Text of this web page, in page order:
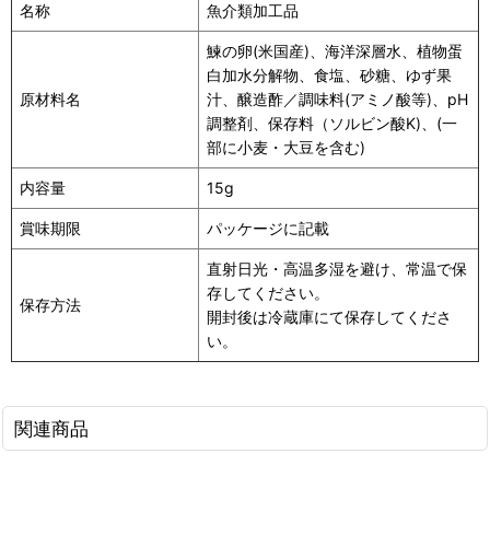
名称 魚介類加工品
原材料名
鰊の卵(米国産)、海洋深層水、植物蛋
白加水分解物、食塩、砂糖、ゆず果
汁、醸造酢／調味料(アミノ酸等)、pH
調整剤、保存料（ソルビン酸K)、(一
部に小麦・大豆を含む)
内容量 15g
賞味期限 パッケージに記載
保存方法
直射日光・高温多湿を避け、常温で保
存してください。
開封後は冷蔵庫にて保存してくださ
い。
関連商品